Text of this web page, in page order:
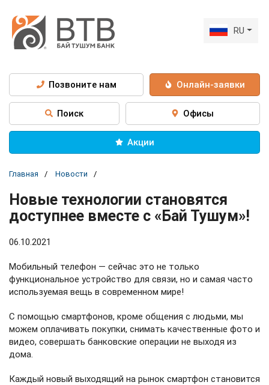
RU
Позвоните нам Онлайн-заявки
Поиск Офисы
Акции
Главная Новости
Новые технологии становятся
доступнее вместе с «Бай Тушум»!
06.10.2021
Мобильный телефон — сейчас это не только
функциональное устройство для связи, но и самая часто
используемая вещь в современном мире!⁣⁣⠀
⁣⁣С помощью смартфонов, кроме общения с людьми, мы
можем оплачивать покупки, снимать качественные фото и
видео, совершать банковские операции не выходя из
дома.⁣⁣⠀
⁣⁣Каждый новый выходящий на рынок смартфон становится